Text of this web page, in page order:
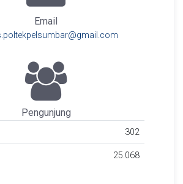
Email
Pengunjung
302
25.068